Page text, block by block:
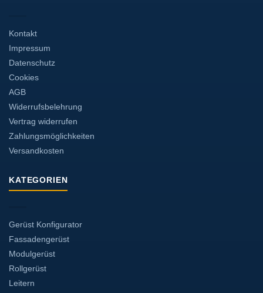
Kontakt
Impressum
Datenschutz
Cookies
AGB
Widerrufsbelehrung
Vertrag widerrufen
Zahlungsmöglichkeiten
Versandkosten
KATEGORIEN
Gerüst Konfigurator
Fassadengerüst
Modulgerüst
Rollgerüst
Leitern